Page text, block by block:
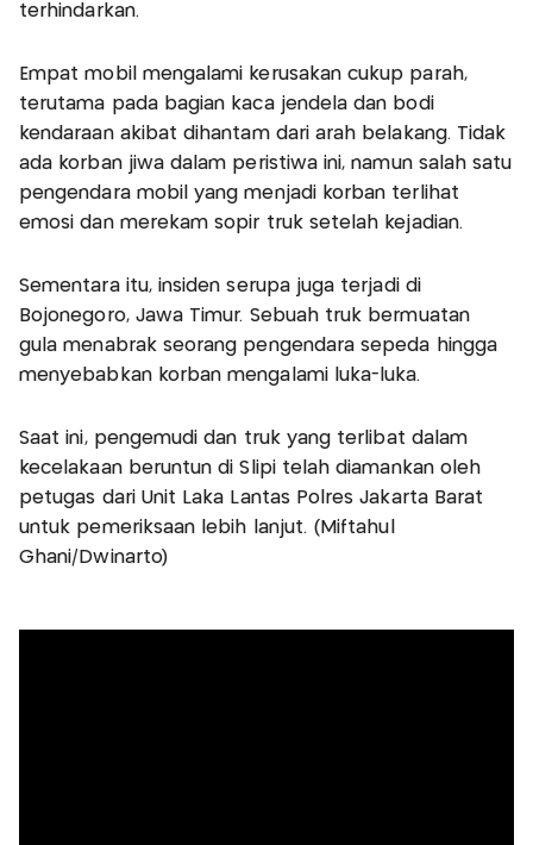
terhindarkan.
Empat mobil mengalami kerusakan cukup parah,
terutama pada bagian kaca jendela dan bodi
kendaraan akibat dihantam dari arah belakang. Tidak
ada korban jiwa dalam peristiwa ini, namun salah satu
pengendara mobil yang menjadi korban terlihat
emosi dan merekam sopir truk setelah kejadian.
Sementara itu, insiden serupa juga terjadi di
Bojonegoro, Jawa Timur. Sebuah truk bermuatan
gula menabrak seorang pengendara sepeda hingga
menyebabkan korban mengalami luka-luka.
Saat ini, pengemudi dan truk yang terlibat dalam
kecelakaan beruntun di Slipi telah diamankan oleh
petugas dari Unit Laka Lantas Polres Jakarta Barat
untuk pemeriksaan lebih lanjut. (Miftahul
Ghani/Dwinarto)